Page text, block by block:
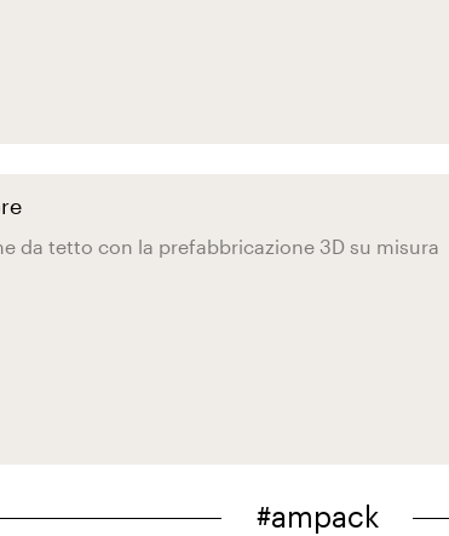
da tetto con la prefabbricazione 3D su misura
#ampack